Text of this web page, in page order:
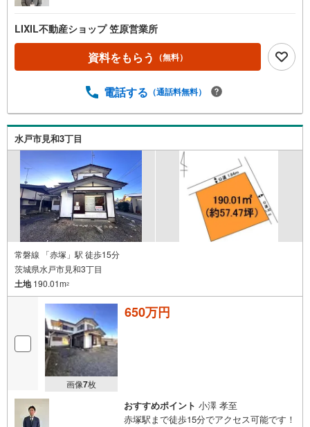
LIXIL不動産ショップ 笠原営業所
資料をもらう （無料）
電話する （通話料無料）
水戸市見和3丁目
常磐線 「赤塚」駅 徒歩15分
茨城県水戸市見和3丁目
土地190.01m2
画像7枚
650万円
おすすめポイント 小澤 孝至
赤塚駅まで徒歩15分でアクセス可能です！